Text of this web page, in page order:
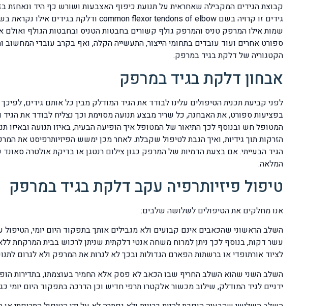
גידים זו קרויה בשם common flexor tendons of elbow ודלקת בגידים אילו נקראת בשם medial epicondylitis of humerus ובשמה המוכר יותר
שמות אילו המרפק טניס והמרפק גולף קשורים בחבטות הטניס ובחבטות הגולף
ספורט אחרים ועוד עובדים בתחומי הייצור, התעשייה הקלה, ואף בקרב עובדי
הקטגוריה של דלקת בגיד במרפק.
אבחון דלקת בגיד במרפק
לפני קביעת תכנית הטיפולים עלינו לבודד את הגיד המודלק מבין כל אותם גידים,
בפציעות ספורט, את האבחנה, כל שריר מבצע תנועה מסוימת וכך נצליח לבודד את
המטופל חש ובנוסף לכך התיאור של המטופל איך הופיעה הבעיה, באיזו תנועה
הזרקות תוך גידיות, ואיך הגבת לטיפול שקבלת. לאחר מכן ימשש הפיזיותרפיסט את
הגיד הבעייתי. אם בצעת הדמיות של המרפק כגון צילום רנטגן או בדיקת אולטרה
המלאה.
טיפול פיזיותרפיה עקב דלקת בגיד במרפק
אנו מחלקים את הטיפולים לשלושה שלבים:
השלב הראשוני שהכאבים אינם קבועים ולא מגבילים אותך בתפקוד היום יומי,
עשר דקות, בנוסף לכך ניתן למרוח משחה אנטי דלקתית שניתן לרכוש בבית המרקחת
לציוד אורתופדי או ברשתות הפארם הגדולות ובכך לא לגרות את המרפק ולא לגרום
השלב השני שהוא השלב החריף שבו הכאב לא פסק אלא החמיר בעוצמתו, בתדירות
ידניים לגיד המודלק, שילוב מכשור אלקטרו תרפי חדיש וכן הדרכה בתפקוד היום יומי